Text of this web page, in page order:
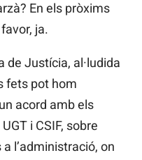
En els pròxims
ja.
de Justícia, al·ludida
fets pot hom
acord amb els
i CSIF, sobre
l’administració, on